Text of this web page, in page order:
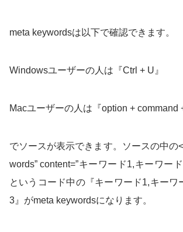
meta keywordsは以下で確認できます。
Windowsユーザーの人は『Ctrl + U』
Macユーザーの人は『option + command
でソースが表示できます。ソースの中の
words” content=”キーワード1,キーワー
というコード中の『キーワード1,キーワ
3』がmeta keywordsになります。